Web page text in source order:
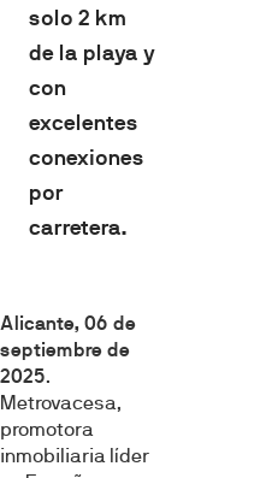
solo 2 km
de la playa y
con
excelentes
conexiones
por
carretera.
Alicante, 06 de
septiembre de
2025.
Metrovacesa,
promotora
inmobiliaria líder